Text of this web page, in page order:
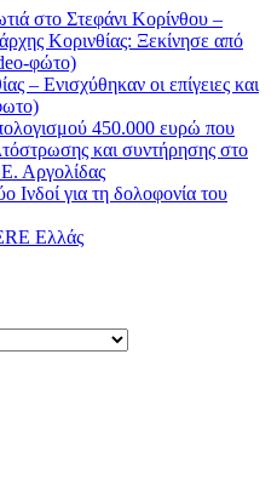
στο Στεφάνι Κορίνθου –
Κορινθίας: Ξεκίνησε από
φώτο)
– Ενισχύθηκαν οι επίγειες και
450.000 ευρώ που
και συντήρησης στο
Αργολίδας
Ινδοί για τη δολοφονία του
Ελλάς